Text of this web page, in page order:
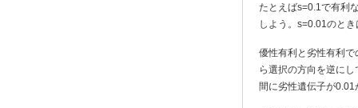
たとえばs=0.1で有利
しよう。s=0.01のと
優性有利と劣性有利
ら選択の方向を逆に
間に劣性遺伝子が